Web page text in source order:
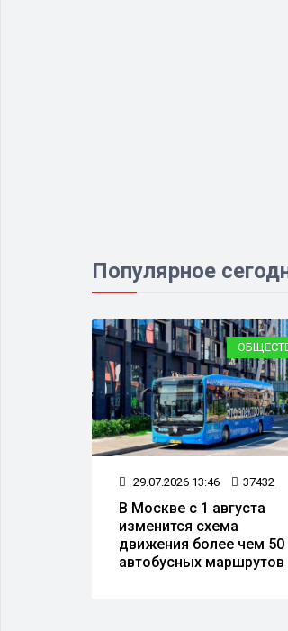
Популярное
29.07.2026 13:46 37432
В Москве с 1 августа
изменится схема
движения более чем 50
автобусных маршрутов